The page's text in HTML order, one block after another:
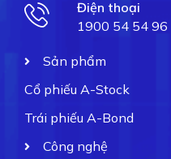
Điện thoại
1900 54 54 96
Sản phẩm
Cổ phiếu A-Stock
Trái phiếu A-Bond
Công nghệ